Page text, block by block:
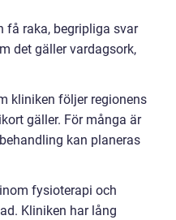
få raka, begripliga svar
det gäller vardagsork,
kliniken följer regionens
gäller. För många är
kan planeras
fysioterapi och
Kliniken har lång